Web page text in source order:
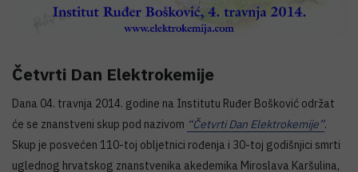
Četvrti Dan Elektrokemije
Dana 04. travnja 2014. godine na Institutu Ruđer Bošković održat
će se znanstveni skup pod nazivom “Četvrti Dan Elektrokemije”.
Skup je posvećen 110-toj obljetnici rođenja i 30-toj godišnjici smrti
uglednog hrvatskog znanstvenika akedemika Miroslava Karšulina,